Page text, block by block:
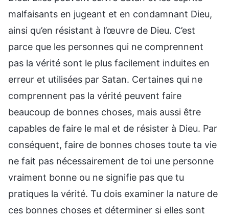
malfaisants en jugeant et en condamnant Dieu,
ainsi qu’en résistant à l’œuvre de Dieu. C’est
parce que les personnes qui ne comprennent
pas la vérité sont le plus facilement induites en
erreur et utilisées par Satan. Certaines qui ne
comprennent pas la vérité peuvent faire
beaucoup de bonnes choses, mais aussi être
capables de faire le mal et de résister à Dieu. Par
conséquent, faire de bonnes choses toute ta vie
ne fait pas nécessairement de toi une personne
vraiment bonne ou ne signifie pas que tu
pratiques la vérité. Tu dois examiner la nature de
ces bonnes choses et déterminer si elles sont